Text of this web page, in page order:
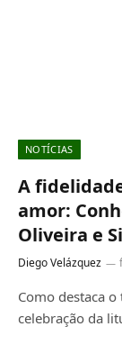
NOTÍCIAS
A
amor:
Oliveira e
Diego Velázquez
Como destaca
celebração da